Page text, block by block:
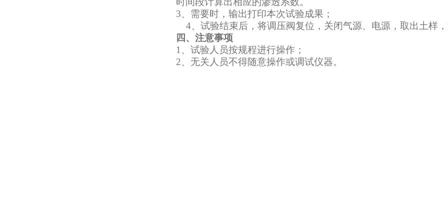
3、 需要时，输出打印本次试验成果；
4、 试验结束后，将调压阀复位，关闭气源、电源，取出土样，
四、注意事项
1、试验人员按规程进行操作；
2、无关人员不得随意操作或调试仪器。